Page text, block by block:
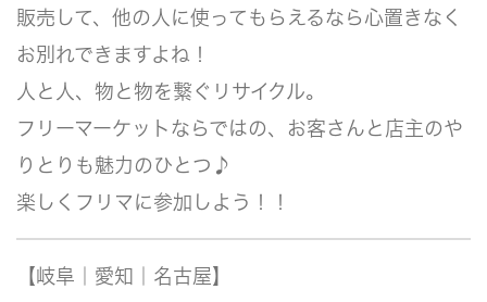
販売して、他の人に使ってもらえるなら心置きなく
お別れできますよね！
人と人、物と物を繋ぐリサイクル。
フリーマーケットならではの、お客さんと店主のや
りとりも魅力のひとつ♪
楽しくフリマに参加しよう！！
【岐阜｜愛知｜名古屋】